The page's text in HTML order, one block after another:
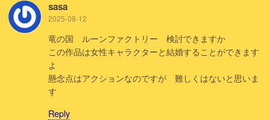
sasa
2025-08-12
竜の国 ルーンファクトリー 検討できますか
この作品は女性キャラクターと結婚することができます
よ
懸念点はアクションなのですが 難しくはないと思いま
す
Reply